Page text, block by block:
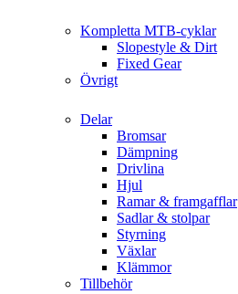
Kompletta MTB-cyklar
Slopestyle & Dirt
Fixed Gear
Övrigt
Delar
Bromsar
Dämpning
Drivlina
Hjul
Ramar & framgafflar
Sadlar & stolpar
Styrning
Växlar
Klämmor
Tillbehör